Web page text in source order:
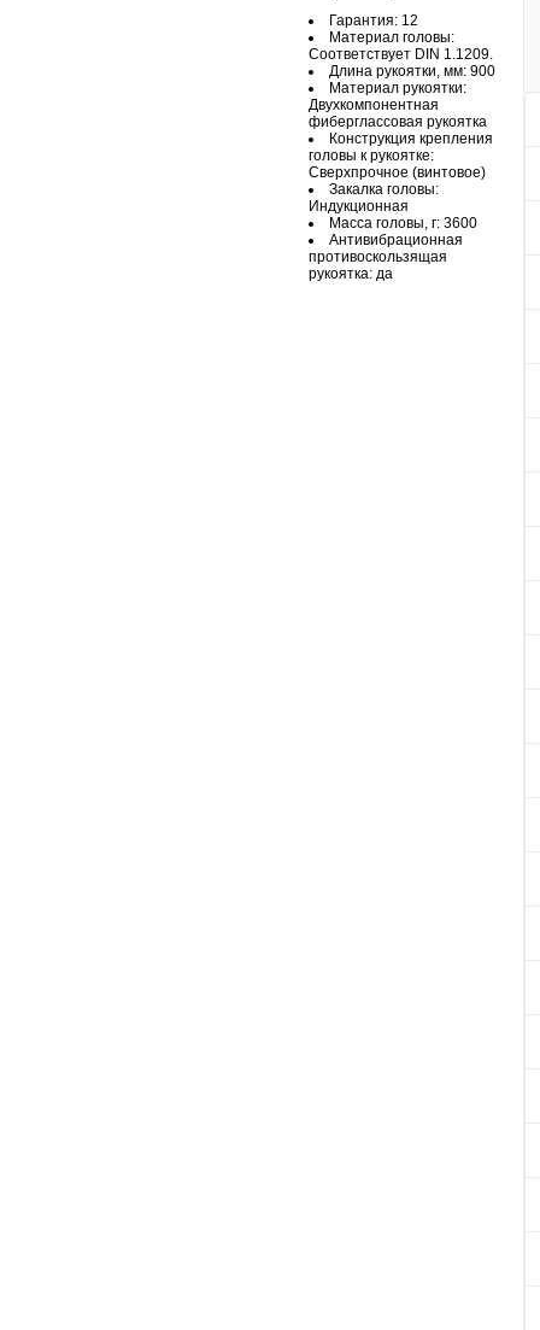
Гарантия: 12
Материал головы:
Соответствует DIN 1.1209.
Длина рукоятки, мм: 900
Материал рукоятки:
Двухкомпонентная
фиберглассовая рукоятка
Конструкция крепления
головы к рукоятке:
Сверхпрочное (винтовое)
Закалка головы:
Индукционная
Масса головы, г: 3600
Антивибрационная
противоскользящая
рукоятка: да